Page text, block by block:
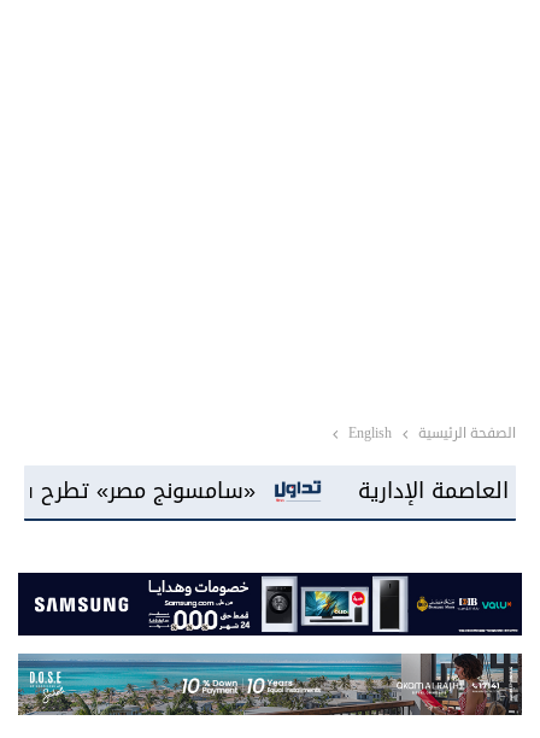
الصفحة الرئيسية English
«سامسونج مصر» تطرح شاشات «Mini LED» للمرة الأولى بالسوق المحلية